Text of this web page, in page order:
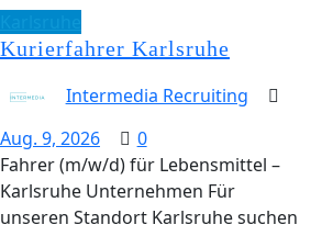
Kurierfahrer Karlsruhe
Intermedia Recruiting
Aug. 9, 2026
0
Fahrer (m/w/d) für Lebensmittel –
Karlsruhe Unternehmen Für
unseren Standort Karlsruhe suchen